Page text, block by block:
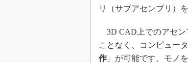
リ（サブアセンブリ）
3D CAD上でのアセン
ことなく、コンピュー
作 」が可能です。モノ